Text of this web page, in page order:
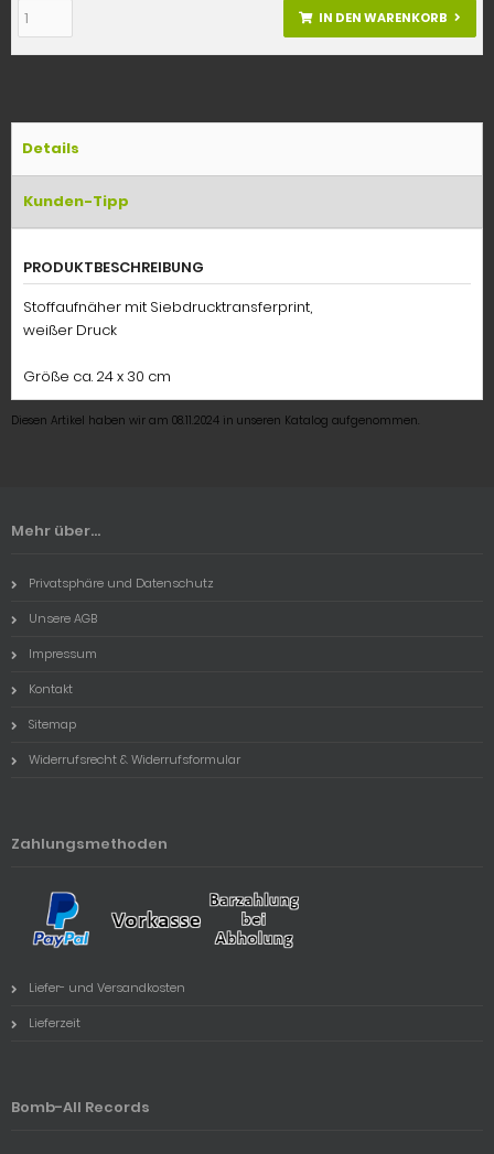
IN DEN WARENKORB
Details
Kunden-Tipp
PRODUKTBESCHREIBUNG
Stoffaufnäher mit Siebdrucktransferprint,
weißer Druck
Größe ca. 24 x 30 cm
Diesen Artikel haben wir am 08.11.2024 in unseren Katalog aufgenommen.
Mehr über...
Privatsphäre und Datenschutz
Unsere AGB
Impressum
Kontakt
Sitemap
Widerrufsrecht & Widerrufsformular
Zahlungsmethoden
Liefer- und Versandkosten
Lieferzeit
Bomb-All Records